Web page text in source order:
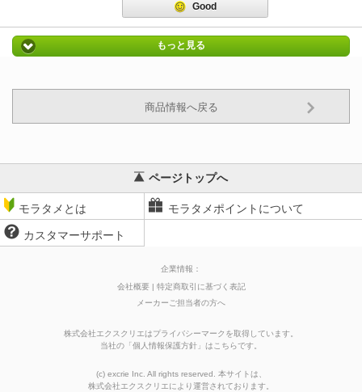
Good
もっと見る
商品情報へ戻る
ページトップへ
モラタメとは モラタメポイントについて
カスタマーサポート
企業情報：
会社概要
特定商取引に基づく表記
メーカーご担当者の方へ
株式会社エクスクリエはプライバシーマークを取得しています。
当社の 「個人情報保護方針 」はこちらです。
(c) excrie Inc. All rights reserved. 本サイトは、
株式会社エクスクリエにより運営されております。